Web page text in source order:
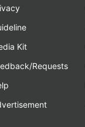
Kit
Requests